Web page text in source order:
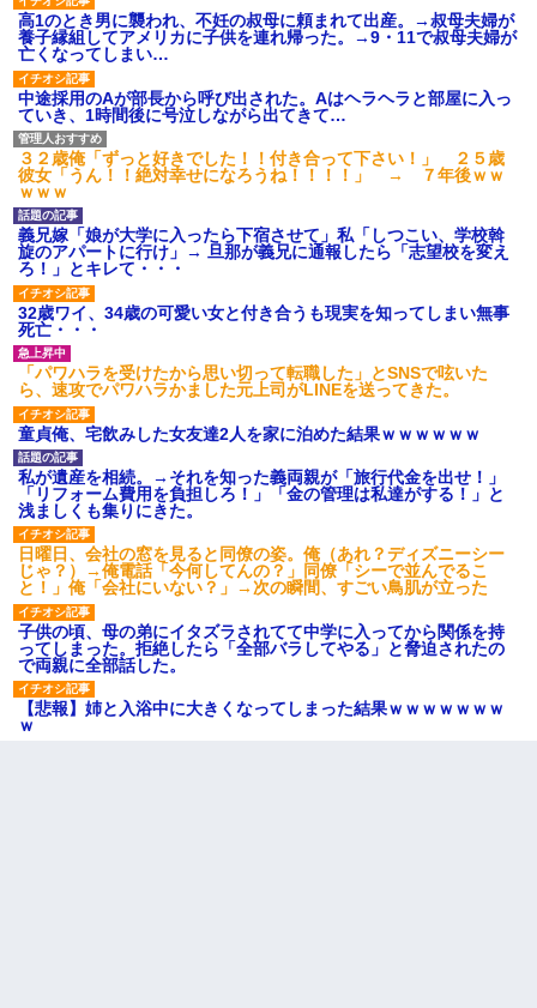
【愕然】白のクラウン俺氏、
高速道路左車線を制限速度で走
った結果wwwwwwwwwwww
百年の恋12-899 食べた量を
張り合ってくる
【悲報】佐藤輝明・・・２軍
でも盛大にやらかす←あまり悲
しませないでくれ
高1のとき男に襲われ、不妊の叔母に頼まれて出産。→叔母夫婦が
養子縁組してアメリカに子供を連れ帰った。→9・11で叔母夫婦が
亡くなってしまい…
中途採用のAが部長から呼び出された。Aはヘラヘラと部屋に入っ
ていき、1時間後に号泣しながら出てきて…
３２歳俺「ずっと好きでした！！付き合って下さい！」 ２５歳
彼女「うん！！絶対幸せになろうね！！！！」 → ７年後ｗｗ
ｗｗｗ
義兄嫁「娘が大学に入ったら下宿させて」私「しつこい、学校斡
旋のアパートに行け」→ 旦那が義兄に通報したら「志望校を変え
ろ！」とキレて・・・
32歳ワイ、34歳の可愛い女と付き合うも現実を知ってしまい無事
死亡・・・
「パワハラを受けたから思い切って転職した」とSNSで呟いた
ら、速攻でパワハラかました元上司がLINEを送ってきた。
童貞俺、宅飲みした女友達2人を家に泊めた結果ｗｗｗｗｗｗ
私が遺産を相続。→それを知った義両親が「旅行代金を出せ！」
「リフォーム費用を負担しろ！」「金の管理は私達がする！」と
浅ましくも集りにきた。
日曜日、会社の窓を見ると同僚の姿。俺（あれ？ディズニーシー
じゃ？）→俺電話「今何してんの？」同僚「シーで並んでるこ
と！」俺「会社にいない？」→次の瞬間、すごい鳥肌が立った
子供の頃、母の弟にイタズラされてて中学に入ってから関係を持
ってしまった。拒絶したら「全部バラしてやる」と脅迫されたの
で両親に全部話した。
【悲報】姉と入浴中に大きくなってしまった結果ｗｗｗｗｗｗｗ
ｗ